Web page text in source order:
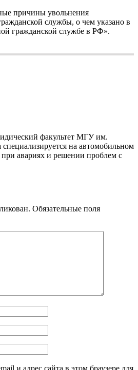
причины увольнения
службы, о чем указано в
гражданской службе в РФ».
факультет МГУ им.
на автомобильном
авариях и решении проблем с
Обязательные поля
и адрес сайта в этом браузере для